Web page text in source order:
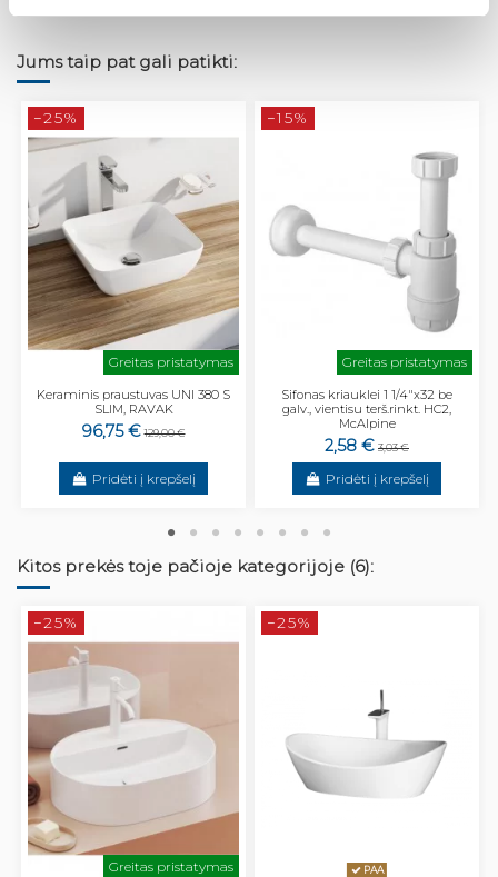
Jums taip pat gali patikti:
−25%
Greitas pristatymas
Keraminis praustuvas UNI 380 S
SLIM, RAVAK
96,75 € 129,00 €
Pridėti į krepšelį
−15%
Greitas pristatymas
Sifonas kriauklei 1 1/4"x32 be
galv., vientisu terš.rinkt. HC2,
McAlpine
2,58 € 3,03 €
Pridėti į krepšelį
Kitos prekės toje pačioje kategorijoje (6):
−25%
Greitas pristatymas
−25%
PAA